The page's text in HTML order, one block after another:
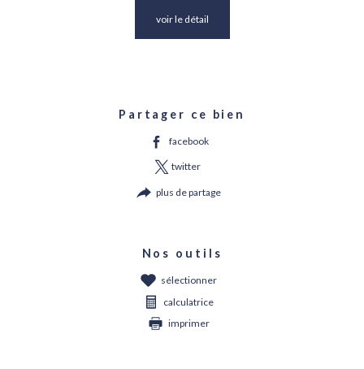
voir le détail
Partager ce bien
facebook
twitter
plus de partage
Nos outils
sélectionner
calculatrice
imprimer